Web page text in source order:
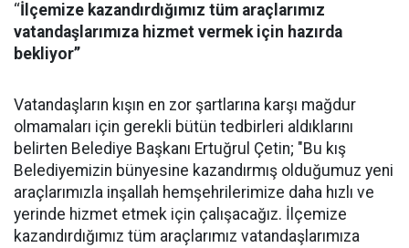
‘‘İlçemize kazandırdığımız tüm araçlarımız
vatandaşlarımıza hizmet vermek için hazırda
bekliyor’’
Vatandaşların kışın en zor şartlarına karşı mağdur
olmamaları için gerekli bütün tedbirleri aldıklarını
belirten Belediye Başkanı Ertuğrul Çetin; "Bu kış
Belediyemizin bünyesine kazandırmış olduğumuz yeni
araçlarımızla inşallah hemşehrilerimize daha hızlı ve
yerinde hizmet etmek için çalışacağız. İlçemize
kazandırdığımız tüm araçlarımız vatandaşlarımıza